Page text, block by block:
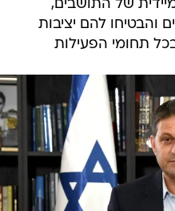
של התושבים,
והבטיחו להם יציבות
תחומי הפעילות